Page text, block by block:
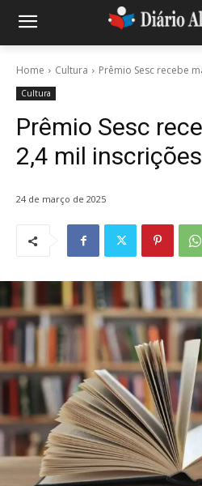
Home Cultura Prêmio Sesc recebe
Cultura
Prêmio Sesc
2,4 mil inscrições
24 de março de 2025